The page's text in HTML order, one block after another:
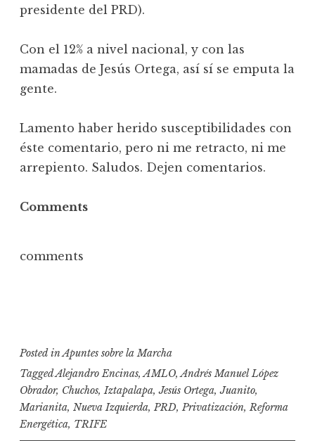
presidente del PRD).
Con el 12% a nivel nacional, y con las
mamadas de Jesús Ortega, así sí se emputa la
gente.
Lamento haber herido susceptibilidades con
éste comentario, pero ni me retracto, ni me
arrepiento. Saludos. Dejen comentarios.
Comments
comments
Posted inApuntes sobre la Marcha
TaggedAlejandro Encinas,AMLO,Andrés Manuel López
Obrador, Chuchos,Iztapalapa,Jesús Ortega,Juanito,
Marianita, Nueva Izquierda, PRD, Privatización, Reforma
Energética, TRIFE